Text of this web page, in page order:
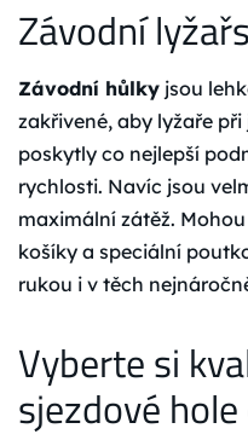
Závodní
Závodní hůlky jsou
zakřivené, aby lyžaře
poskytly co nejlepší
rychlosti. Navíc jsou
maximální zátěž.
košíky a speciální
rukou i v těch
Vyberte si
sjezdové